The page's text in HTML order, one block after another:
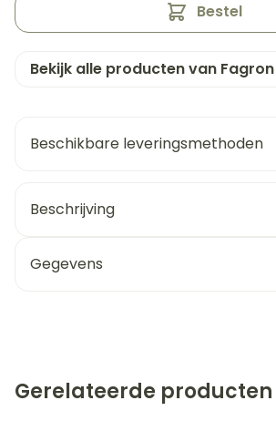
Bestel
Bekijk alle producten van Fagron
Beschikbare leveringsmethoden
Beschrijving
Gegevens
Gerelateerde producten